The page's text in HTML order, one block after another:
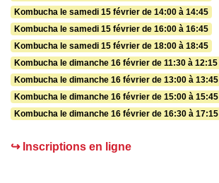
Kombucha le samedi 15 février de 14:00 à 14:45
Kombucha le samedi 15 février de 16:00 à 16:45
Kombucha le samedi 15 février de 18:00 à 18:45
Kombucha le dimanche 16 février de 11:30 à 12:15
Kombucha le dimanche 16 février de 13:00 à 13:45
Kombucha le dimanche 16 février de 15:00 à 15:45
Kombucha le dimanche 16 février de 16:30 à 17:15
↪ Inscriptions en ligne